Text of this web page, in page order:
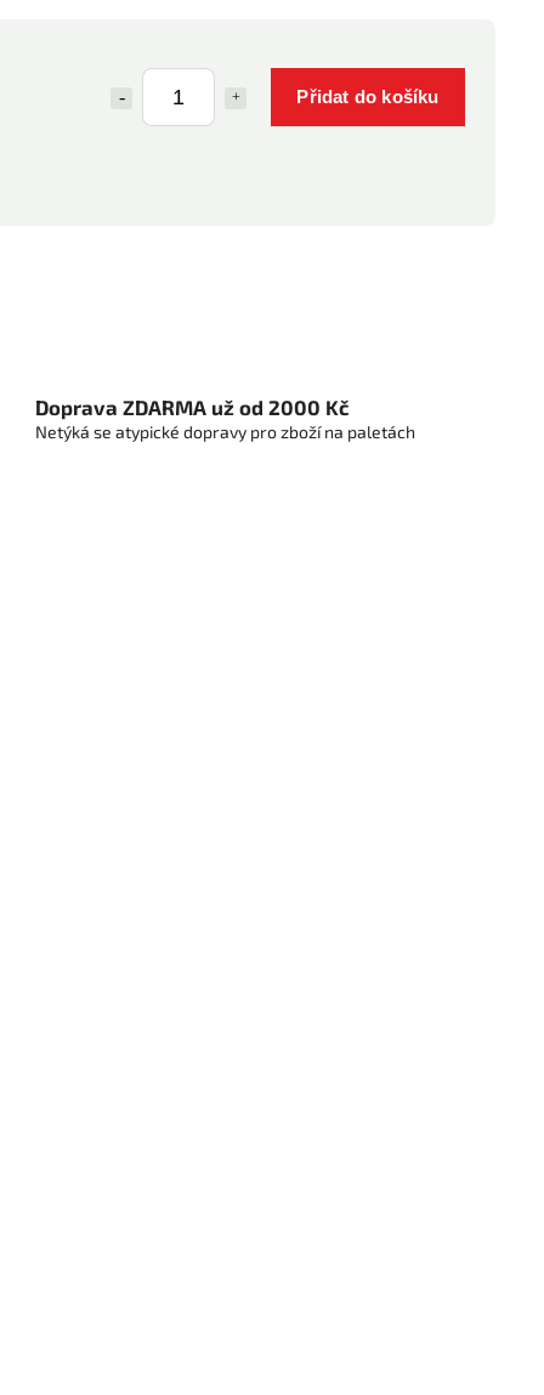
Přidat do košíku
Doprava ZDARMA už od 2000 Kč
Netýká se atypické dopravy pro zboží na paletách